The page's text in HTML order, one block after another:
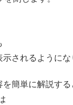
されるようにな
簡単に解説する